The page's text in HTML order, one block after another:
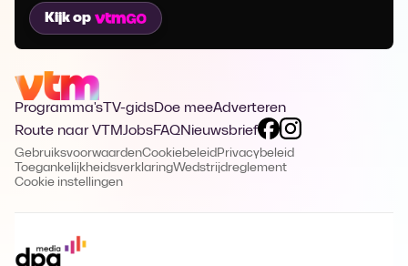
Kijk op
Programma's TV-gidsDoe meeAdverteren
Route naar VTMJobsFAQNieuwsbrief
GebruiksvoorwaardenCookiebeleid Privacybeleid
ToegankelijkheidsverklaringWedstrijdreglement
Cookie instellingen